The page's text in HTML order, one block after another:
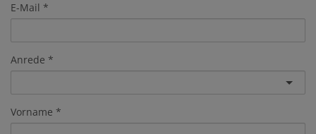
E-Mail
Anrede
Vorname